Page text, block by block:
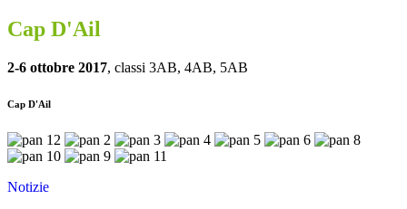
Cap D'Ail
2-6 ottobre 2017, classi 3AB, 4AB, 5AB
Cap D'Ail
Notizie